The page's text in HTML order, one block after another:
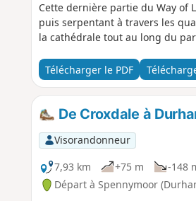
Cette dernière partie du Way of
puis serpentant à travers les
la cathédrale tout au long du
Télécharger le PDF
De Croxdale à
Visorandonneur
7,93 km
+75 m -148
Départ à Spennymoor